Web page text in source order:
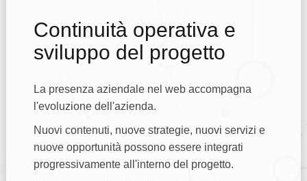
Continuità operativa e
sviluppo del progetto
La presenza aziendale nel web accompagna
l'evoluzione dell'azienda.
Nuovi contenuti, nuove strategie, nuovi servizi e
nuove opportunità possono essere integrati
progressivamente all'interno del progetto.